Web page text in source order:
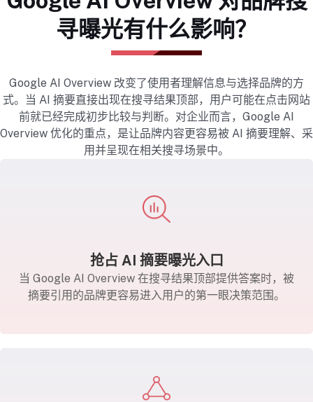
寻曝光有什么影响？
Google AI Overview 改变了使用者理解信息与选择品牌的方
式。当 AI 摘要直接出现在搜寻结果顶部，用户可能在点击网站
前就已经完成初步比较与判断。对企业而言，Google AI
Overview 优化的重点，是让品牌内容更容易被 AI 摘要理解、采
用并呈现在相关搜寻场景中。
抢占 AI 摘要曝光入口
当 Google AI Overview 在搜寻结果顶部提供答案时，被
摘要引用的品牌更容易进入用户的第一眼决策范围。